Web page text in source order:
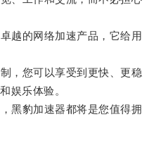
的网络加速产品，它给用
您可以享受到更快、更稳
娱乐体验。
豹加速器都将是您值得拥